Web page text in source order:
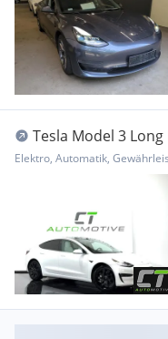
Tesla Model 3 Long
Elektro, Automatik,